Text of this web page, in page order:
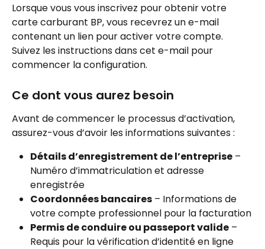
Lorsque vous vous inscrivez pour obtenir votre
carte carburant BP, vous recevrez un e-mail
contenant un lien pour activer votre compte.
Suivez les instructions dans cet e-mail pour
commencer la configuration.
Ce dont vous aurez besoin
Avant de commencer le processus d’activation,
assurez-vous d’avoir les informations suivantes :
Détails d’enregistrement de l’entreprise –
Numéro d’immatriculation et adresse
enregistrée
Coordonnées bancaires – Informations de
votre compte professionnel pour la facturation
Permis de conduire ou passeport valide –
Requis pour la vérification d’identité en ligne